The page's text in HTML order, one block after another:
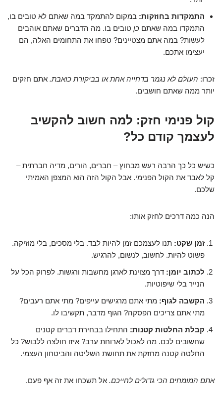
התמקדות בחוזקות: במקום להתמקד במה שאתם לא טובים בו,
התמקדו במה שאתם כן טובים בו. מה הדברים שאתם אוהבים
לעשות? במה אתם מצטיינים? טפחו את התחומים האלה, הם
יעצימו אתכם.
זכרו: העולם לא נגמר בדחייה אחת או בביקורת כואבת. אתם חזקים
יותר ממה שאתם חושבים.
קול פנימי חזק: למה חשוב להקשיב
לעצמך קודם כל?
כשיש כל כך הרבה רעש מבחוץ – חברים, הורים, מדיה חברתית –
קל לאבד את הקול הפנימי. אבל הקול הזה הוא המצפן האמיתי
שלכם.
הנה כמה דרכים לחזק אותו:
זמן שקט: תנו לעצמכם זמן להיות לבד. בלי מסכים, בלי מוזיקה.
פשוט להיות. לחשוב, לנשום, להרגיש.
לכתוב יומן: דרך מצוינת לארגן מחשבות ורגשות. לפרוק הכל על
הנייר בלי שיפוטיות.
הקשבה לגוף: מתי אתם מרגישים עייפים? מתי אתם רעבים?
מתי אתם צריכים הפסקה? הגוף מדבר, תקשיבו לו.
קבלת החלטות קטנות: התחילו בבחירת דברים קטנים
שחשובים לכם. מה לאכול לארוחת ערב? איזו חולצה ללבוש? כל
החלטה קטנה מחזקת את תחושת השליטה והביטחון העצמי.
אתם המומחים הכי גדולים לחייכם. אל תשכחו את זה אף פעם.